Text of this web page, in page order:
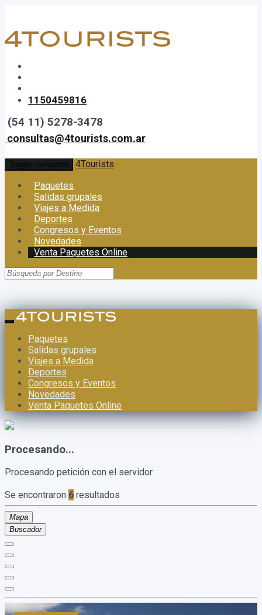
1150459816
(54 11) 5278-3478
consultas@4tourists.com.ar
Toggle navigation
4Tourists
Paquetes
Salidas grupales
Viajes a Medida
Deportes
Congresos y Eventos
Novedades
Venta Paquetes Online
Paquetes
Salidas grupales
Viajes a Medida
Deportes
Congresos y Eventos
Novedades
Venta Paquetes Online
Procesando...
Procesando petición con el servidor.
Se encontraron 6 resultados
Mapa
Buscador